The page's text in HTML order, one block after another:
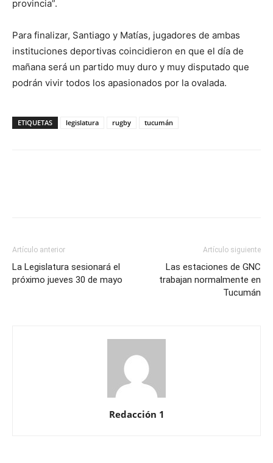
provincia”.
Para finalizar, Santiago y Matías, jugadores de ambas
instituciones deportivas coincidieron en que el día de
mañana será un partido muy duro y muy disputado que
podrán vivir todos los apasionados por la ovalada.
ETIQUETAS legislatura rugby tucumán
Artículo anterior
La Legislatura sesionará el
próximo jueves 30 de mayo
Artículo siguiente
Las estaciones de GNC
trabajan normalmente en
Tucumán
Redacción 1